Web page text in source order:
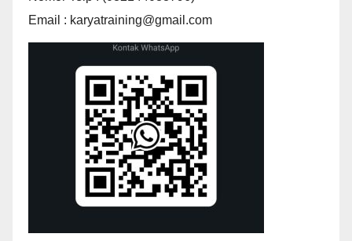
Email : karyatraining@gmail.com